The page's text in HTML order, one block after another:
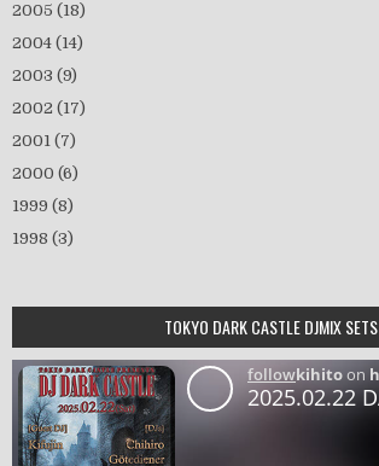
2005 (18)
2004 (14)
2003 (9)
2002 (17)
2001 (7)
2000 (6)
1999 (8)
1998 (3)
TOKYO DARK CASTLE DJMIX SETS